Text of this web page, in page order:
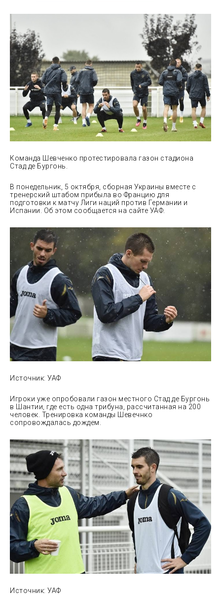
Команда Шевченко протестировала газон стадиона
Стад де Бургонь.
В понедельник, 5 октября, сборная Украины вместе с
тренерский штабом прибыла во Францию для
подготовки к матчу Лиги наций против Германии и
Испании. Об этом сообщается на сайте УАФ.
Источник: УАФ
Игроки уже опробовали газон местного Стад де Бургонь
в Шантии, где есть одна трибуна, рассчитанная на 200
человек. Тренировка команды Шевечнко
сопровождалась дождем.
Источник: УАФ